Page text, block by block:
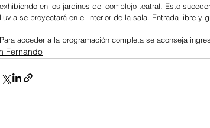
exhibiendo en los jardines del complejo teatral. Esto
lluvia se proyectará en el interior de la sala. Entrada libre y
Para acceder a la programación completa se aconseja
Fernando